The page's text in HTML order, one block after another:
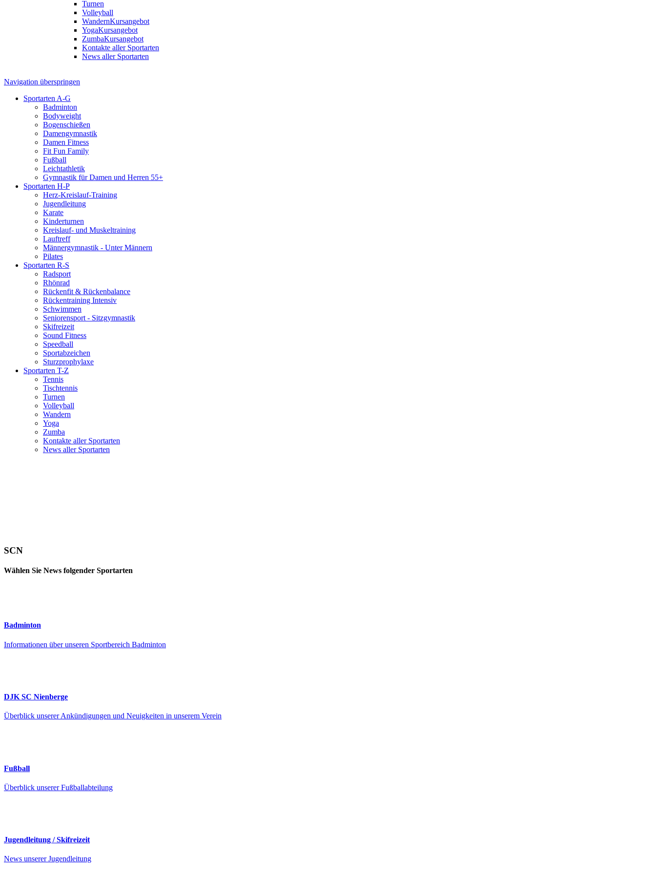
Turnen
Volleyball
WandernKursangebot
YogaKursangebot
ZumbaKursangebot
Kontakte aller Sportarten
News aller Sportarten
Navigation überspringen
Sportarten A-G
Badminton
Bodyweight
Bogenschießen
Damengymnastik
Damen Fitness
Fit Fun Family
Fußball
Leichtathletik
Gymnastik für Damen und Herren 55+
Sportarten H-P
Herz-Kreislauf-Training
Jugendleitung
Karate
Kinderturnen
Kreislauf- und Muskeltraining
Lauftreff
Männergymnastik - Unter Männern
Pilates
Sportarten R-S
Radsport
Rhönrad
Rückenfit & Rückenbalance
Rückentraining Intensiv
Schwimmen
Seniorensport - Sitzgymnastik
Skifreizeit
Sound Fitness
Speedball
Sportabzeichen
Sturzprophylaxe
Sportarten T-Z
Tennis
Tischtennis
Turnen
Volleyball
Wandern
Yoga
Zumba
Kontakte aller Sportarten
News aller Sportarten
SCN
Wählen Sie News folgender Sportarten
Badminton
Informationen über unseren Sportbereich Badminton
DJK SC Nienberge
Überblick unserer Ankündigungen und Neuigkeiten in unserem Verein
Fußball
Überblick unserer Fußballabteilung
Jugendleitung / Skifreizeit
News unserer Jugendleitung